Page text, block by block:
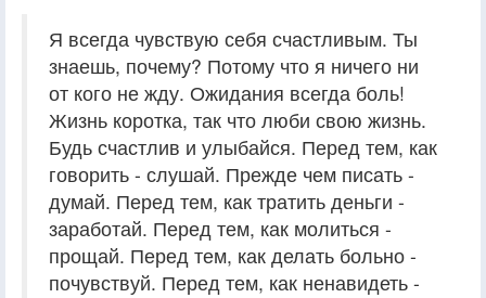
Я всегда чувствую себя счастливым. Ты
знаешь, почему? Потому что я ничего ни
от кого не жду. Ожидания всегда боль!
Жизнь коротка, так что люби свою жизнь.
Будь счастлив и улыбайся. Перед тем, как
говорить - слушай. Прежде чем писать -
думай. Перед тем, как тратить деньги -
заработай. Перед тем, как молиться -
прощай. Перед тем, как делать больно -
почувствуй. Перед тем, как ненавидеть -